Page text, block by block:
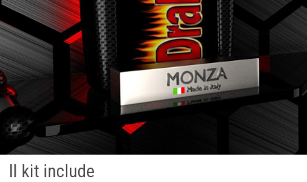
Il kit include